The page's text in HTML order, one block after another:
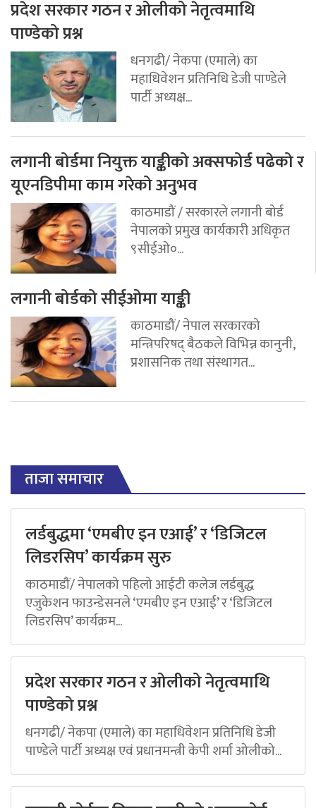
प्रदेश सरकार गठन र ओलीको नेतृत्वमाथि
पाण्डेको प्रश्न
धनगढी/ नेकपा (एमाले) का
महाधिवेशन प्रतिनिधि डेजी पाण्डेले
पार्टी अध्यक्ष...
लगानी बोर्डमा नियुक्त याङ्कीको अक्सफोर्ड पढेको र
यूएनडिपीमा काम गरेको अनुभव
काठमाडौं / सरकारले लगानी बोर्ड
नेपालको प्रमुख कार्यकारी अधिकृत
९सीईओ०...
लगानी बोर्डको सीईओमा याङ्की
काठमाडौं/ नेपाल सरकारको
मन्त्रिपरिषद् बैठकले विभिन्न कानुनी,
प्रशासनिक तथा संस्थागत...
ताजा समाचार
लर्डबुद्धमा ‘एमबीए इन एआई’ र ‘डिजिटल
लिडरसिप’ कार्यक्रम सुरु
काठमाडौं/ नेपालको पहिलो आईटी कलेज लर्डबुद्ध
एजुकेशन फाउन्डेसनले ‘एमबीए इन एआई’ र ‘डिजिटल
लिडरसिप’ कार्यक्रम...
प्रदेश सरकार गठन र ओलीको नेतृत्वमाथि
पाण्डेको प्रश्न
धनगढी/ नेकपा (एमाले) का महाधिवेशन प्रतिनिधि डेजी
पाण्डेले पार्टी अध्यक्ष एवं प्रधानमन्त्री केपी शर्मा ओलीको...